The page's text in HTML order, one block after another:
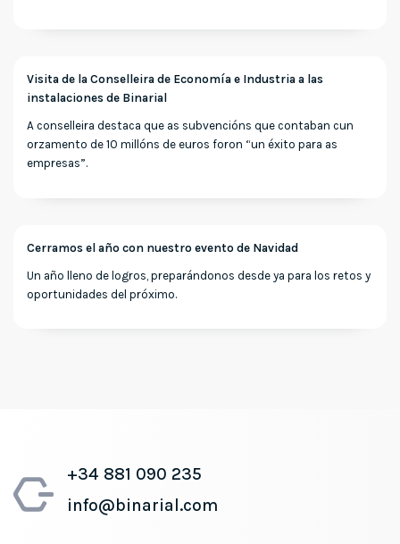
Visita de la Conselleira de Economía e Industria a las
instalaciones de Binarial
A conselleira destaca que as subvencións que contaban cun
orzamento de 10 millóns de euros foron “un éxito para as
empresas”.
Cerramos el año con nuestro evento de Navidad
Un año lleno de logros, preparándonos desde ya para los retos y
oportunidades del próximo.
+34 881 090 235
info@binarial.com